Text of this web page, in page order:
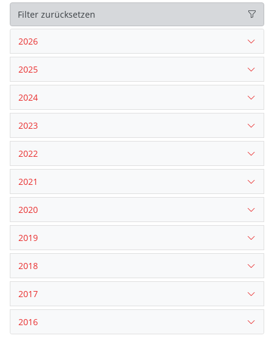
Filter zurücksetzen
2026
2025
2024
2023
2022
2021
2020
2019
2018
2017
2016